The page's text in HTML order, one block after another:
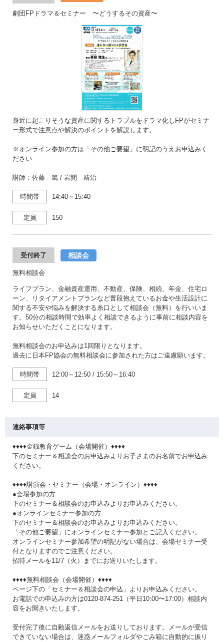
劇団FPドラマ＆セミナー 〜どうするその資産〜
身近に起こりそうな資産に関するトラブルをドラマ化しFPがセミナ
ー形式で注意点や解決のポイントを解説します。
※オンライン参加の方は「その他ご要望」に明記のうえお申込みく
ださい
講師：佐藤 篤 / 岩間 靖治
時間帯 14:40～15:40
定員 150
受付終了 相談会
無料相談会
ライフプラン、金融資産運用、不動産、保険、相続、年金、住宅ロ
ーン、リタイアメントプランなど普段抱えているお金や生活設計に
関する不安や悩みを解決する糸口として相談会（無料）を行いいま
す。50分の相談時間で効率よく相談できるように事前に相談内容を
お知らせいただくことになります。
無料相談会のお申込みは1回限りとなります。
過去に日本FP協会の無料相談会に参加された方はご遠慮願います。
時間帯 12:00～12:50 / 15:50～16:40
定員 14
連絡事項等
♦♦♦♦金銭教育ゲーム（会場開催）♦♦♦♦
下のセミナー＆相談会のお申込みよりお子さまのお名前でお申込み
ください。
♦♦♦♦講演会・セミナー（会場・オンライン）♦♦♦♦
●会場参加の方
下のセミナー＆相談会のお申込みよりお申込みください。
●オンラインセミナー参加の方
下のセミナー＆相談会のお申込みよりお申込みください。
「その他ご要望」にオンラインセミナー参加とご記入ください。
オンラインセミナー参加希望の明記がない場合は、会場セミナー受
付となりますのでご注意ください。
招待メールを11/7（火）までにお送りいたします。
♦♦♦♦無料相談会（会場開催）♦♦♦♦
ページ下の「セミナー＆相談会の申込」よりお申込みください。
お電話での申込みの方は0120-874-251（平日10:00〜17:00）相談内
容をお聞きいたします。
受付完了後に自動返信メールをお送りしております。メールが受信
できていない場合は、迷惑メールフォルダやごみ箱に自動的に振り